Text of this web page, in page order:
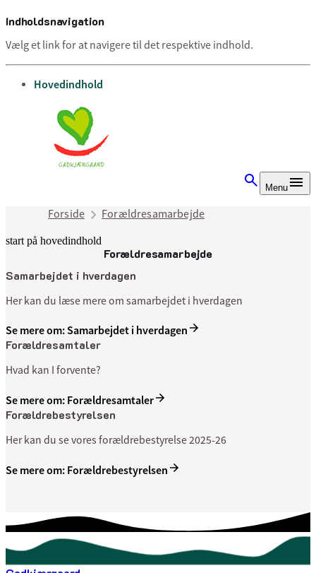
Indholdsnavigation
Vælg et link for at navigere til det respektive indhold.
gå til
Hovedindhold
Menu
Forside Forældresamarbejde
start på hovedindhold
Forældresamarbejdesenest opdateret 7. juli 2025
Samarbejdet i hverdagen
Her kan du læse mere om samarbejdet i hverdagen
Se mere om: Samarbejdet i hverdagen
Forældresamtaler
Hvad kan I forvente?
Se mere om: Forældresamtaler
Forældrebestyrelsen
Her kan du se vores forældrebestyrelse 2025-26
Se mere om: Forældrebestyrelsen